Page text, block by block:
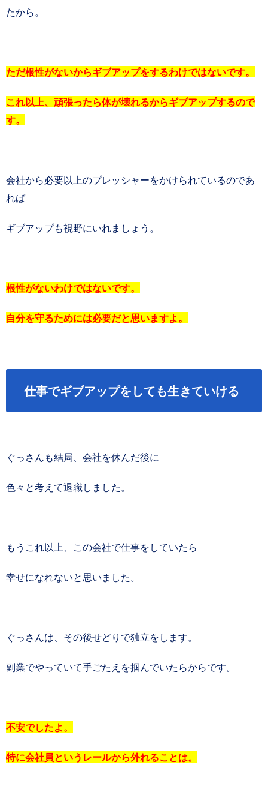
たから。
ただ根性がないからギブアップをするわけではないです。
これ以上、頑張ったら体が壊れるからギブアップするので
す。
会社から必要以上のプレッシャーをかけられているのであ
れば
ギブアップも視野にいれましょう。
根性がないわけではないです。
自分を守るためには必要だと思いますよ。
仕事でギブアップをしても生きていける
ぐっさんも結局、会社を休んだ後に
色々と考えて退職しました。
もうこれ以上、この会社で仕事をしていたら
幸せになれないと思いました。
ぐっさんは、その後せどりで独立をします。
副業でやっていて手ごたえを掴んでいたらからです。
不安でしたよ。
特に会社員というレールから外れることは。